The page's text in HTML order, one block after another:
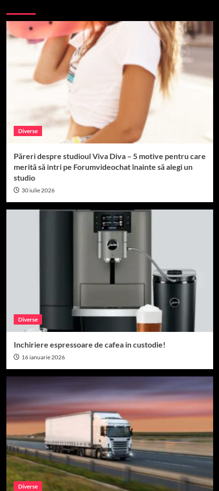
Diverse
Păreri despre studioul Viva Diva – 5 motive pentru care
merită să intri pe Forumvideochat înainte să alegi un
studio
30 iulie 2026
Diverse
Inchiriere espressoare de cafea in custodie!
16 ianuarie 2026
Diverse